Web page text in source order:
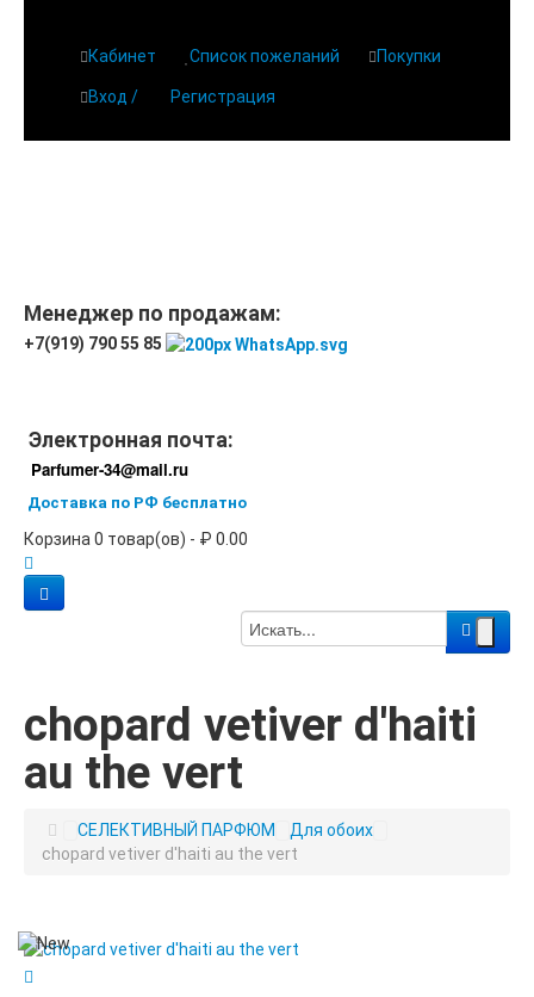
Кабинет Список пожеланий Покупки
Вход / Регистрация
Менеджер по продажам:
+7(919) 790 55 85
Электронная почта:
Parfumer-34@mail.ru
Доставка по РФ бесплатно
Корзина 0 товар(ов) - ₽ 0.00
chopard vetiver d'haiti
au the vert
СЕЛЕКТИВНЫЙ ПАРФЮМ
Для обоих
chopard vetiver d'haiti au the vert